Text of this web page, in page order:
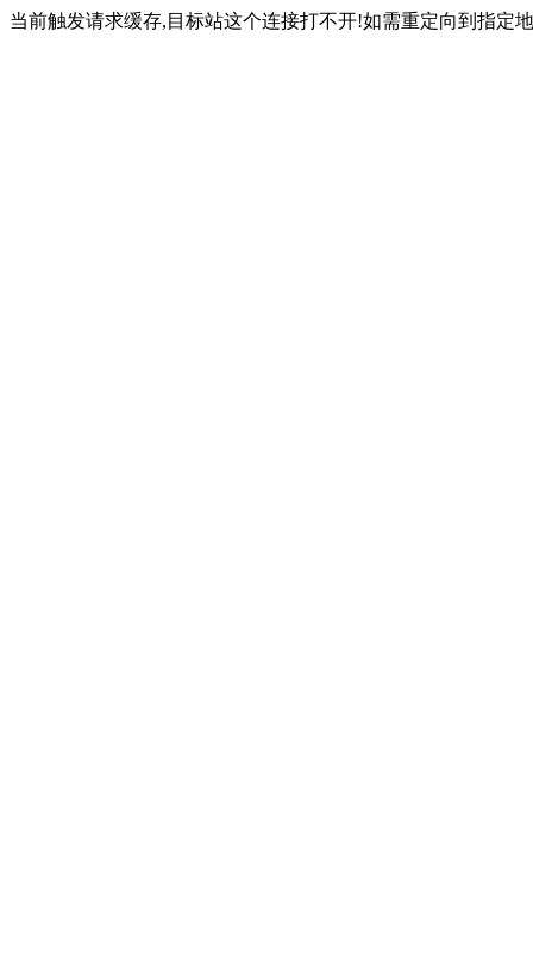
当前触发请求缓存,目标站这个连接打不开!如需重定向到指定